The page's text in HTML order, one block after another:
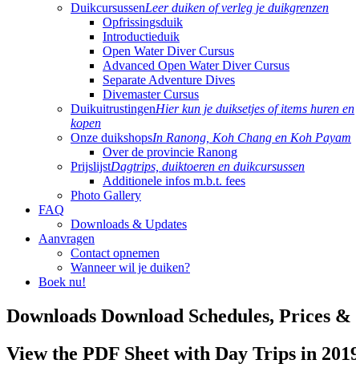
DuikcursussenLeer duiken of verleg je duikgrenzen
Opfrissingsduik
Introductieduik
Open Water Diver Cursus
Advanced Open Water Diver Cursus
Separate Adventure Dives
Divemaster Cursus
DuikuitrustingenHier kun je duiksetjes of items huren en
kopen
Onze duikshopsIn Ranong, Koh Chang en Koh Payam
Over de provincie Ranong
PrijslijstDagtrips, duiktoeren en duikcursussen
Additionele infos m.b.t. fees
Photo Gallery
FAQ
Downloads & Updates
Aanvragen
Contact opnemen
Wanneer wil je duiken?
Boek nu!
Downloads Download Schedules, Prices
View the PDF Sheet with Day Trips in